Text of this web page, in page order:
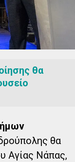
θα
θα
Αγίας Νάπας,